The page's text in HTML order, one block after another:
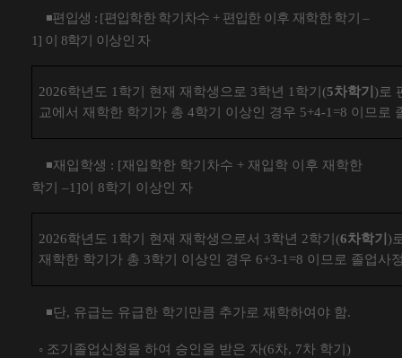
◾편입생 : [편입학한 학기차수 + 편입한 이후 재학한 학기–
1] 이 8학기 이상인 자
2026학년도 1학기 현재 재학생으로 3학년 1학기 (5차학기 )로
교에서 재학한 학기가 총 4학기 이상인 경우 5+4-1=8 이므로
◾재입학생 : [재입학한 학기차수 + 재입학 이후 재학한
학기 –1]이 8학기 이상인 자
2026학년도 1학기 현재 재학생으로서 3학년 2학기 (6차학기 )
재학한 학기가 총 3학기 이상인 경우 6+3-1=8 이므로 졸업사
◾단, 유급는 유급한 학기만큼 추가로 재학하여야 함.
◦ 조기졸업신청을 하여 승인을 받은 자(6차, 7차 학기 )